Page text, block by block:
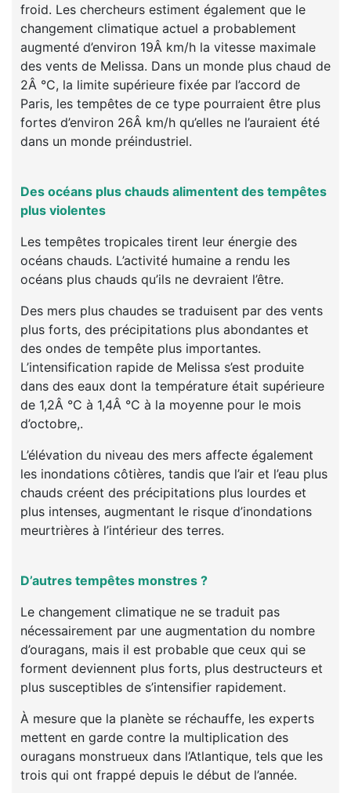
froid. Les chercheurs estiment également que le
changement climatique actuel a probablement
augmenté d’environ 19Â km/h la vitesse maximale
des vents de Melissa. Dans un monde plus chaud de
2Â °C, la limite supérieure fixée par l’accord de
Paris, les tempêtes de ce type pourraient être plus
fortes d’environ 26Â km/h qu’elles ne l’auraient été
dans un monde préindustriel.
Des océans plus chauds alimentent des tempêtes
plus violentes
Les tempêtes tropicales tirent leur énergie des
océans chauds. L’activité humaine a rendu les
océans plus chauds qu’ils ne devraient l’être.
Des mers plus chaudes se traduisent par des vents
plus forts, des précipitations plus abondantes et
des ondes de tempête plus importantes.
L’intensification rapide de Melissa s’est produite
dans des eaux dont la température était supérieure
de 1,2Â °C à 1,4Â °C à la moyenne pour le mois
d’octobre,.
L’élévation du niveau des mers affecte également
les inondations côtières, tandis que l’air et l’eau plus
chauds créent des précipitations plus lourdes et
plus intenses, augmentant le risque d’inondations
meurtrières à l’intérieur des terres.
D’autres tempêtes monstres ?
Le changement climatique ne se traduit pas
nécessairement par une augmentation du nombre
d’ouragans, mais il est probable que ceux qui se
forment deviennent plus forts, plus destructeurs et
plus susceptibles de s’intensifier rapidement.
À mesure que la planète se réchauffe, les experts
mettent en garde contre la multiplication des
ouragans monstrueux dans l’Atlantique, tels que les
trois qui ont frappé depuis le début de l’année.